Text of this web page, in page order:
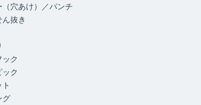
（穴あけ）／パンチ
ん抜き
ック
ック
グ